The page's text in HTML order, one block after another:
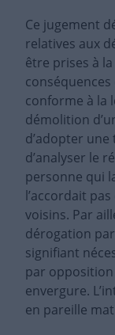
Ce jugement
relatives aux
être prises à
conforme à la
démolition
d’adopter
d’analyser le
personne qui
l’accordait
voisins. Par
dérogation
signifiant
par
envergure.
en pareille